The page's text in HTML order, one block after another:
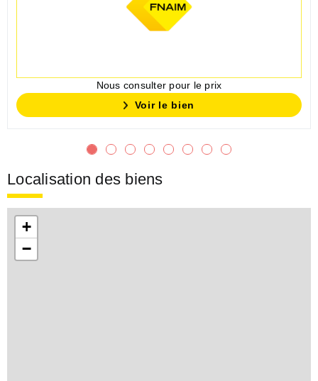
Nous consulter pour le prix
Voir le bien
Localisation des biens
+
−